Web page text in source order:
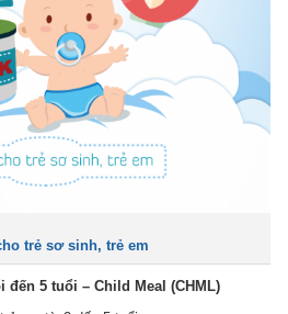
trẻ sơ sinh, trẻ em
đến 5 tuổi – Child Meal (CHML)